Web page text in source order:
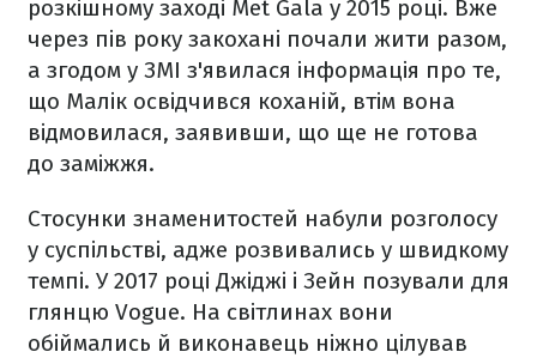
розкішному заході Met Gala у 2015 році. Вже
через пів року закохані почали жити разом,
а згодом у ЗМІ з'явилася інформація про те,
що Малік освідчився коханій, втім вона
відмовилася, заявивши, що ще не готова
до заміжжя.
Стосунки знаменитостей набули розголосу
у суспільстві, адже розвивались у швидкому
темпі. У 2017 році Джіджі і Зейн позували для
глянцю Vogue. На світлинах вони
обіймались й виконавець ніжно цілував